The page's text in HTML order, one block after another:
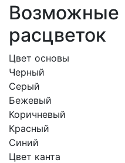
Возможные
расцветок
Цвет основы
Черный
Серый
Бежевый
Коричневый
Красный
Синий
Цвет канта